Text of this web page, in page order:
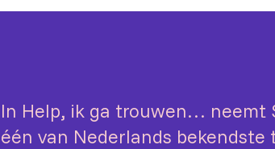
In Help, ik ga trouwen… neemt
één van Nederlands